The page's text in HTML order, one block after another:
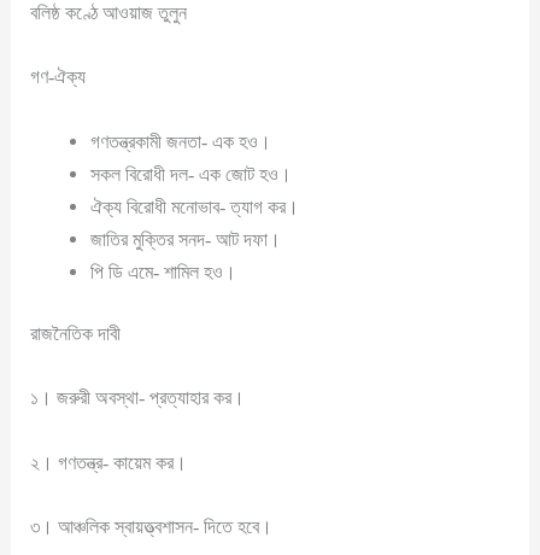
বলিষ্ঠ কণ্ঠে আওয়াজ তুলুন
গণ-ঐক্য
গণতন্ত্রকামী জনতা- এক হও।
সকল বিরোধী দল- এক জোট হও।
ঐক্য বিরোধী মনোভাব- ত্যাগ কর।
জাতির মুক্তির সনদ- আট দফা।
পি ডি এমে- শামিল হও।
রাজনৈতিক দাবী
১। জরুরী অবস্থা- প্রত্যাহার কর।
২। গণতন্ত্র- কায়েম কর।
৩। আঞ্চলিক স্বায়ত্ত্বশাসন- দিতে হবে।